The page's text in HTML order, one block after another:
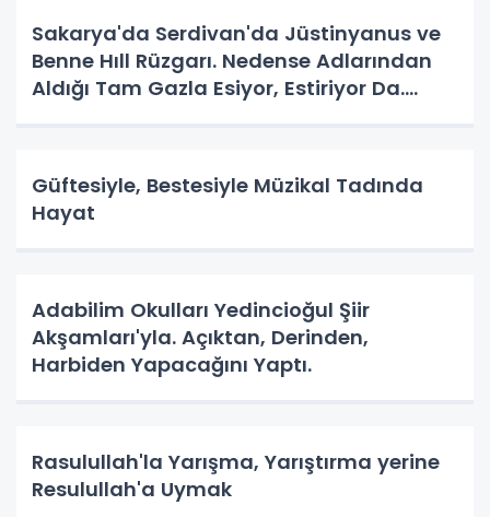
Sakarya'da Serdivan'da Jüstinyanus ve
Benne Hıll Rüzgarı. Nedense Adlarından
Aldığı Tam Gazla Esiyor, Estiriyor Da.
Güftesiyle, Bestesiyle Müzikal Tadında
Hayat
Adabilim Okulları Yedincioğul Şiir
Akşamları'yla. Açıktan, Derinden,
Harbiden Yapacağını Yaptı.
Rasulullah'la Yarışma, Yarıştırma yerine
Resulullah'a Uymak